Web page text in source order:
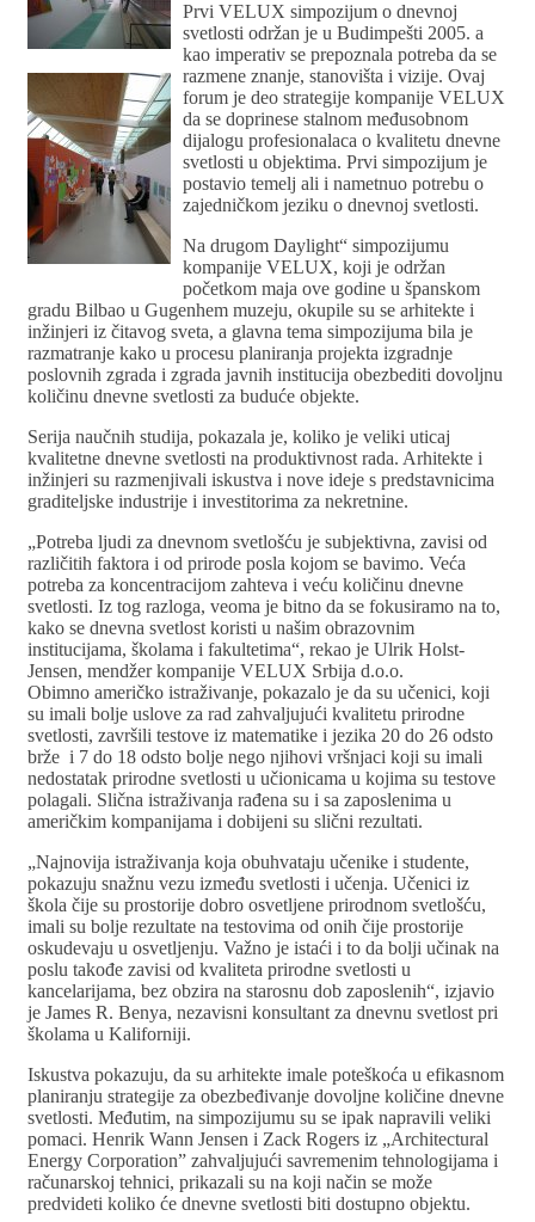
Prvi VELUX simpozijum o dnevnoj
svetlosti održan je u Budimpešti 2005. a
kao imperativ se prepoznala potreba da se
razmene znanje, stanovišta i vizije. Ovaj
forum je deo strategije kompanije VELUX
da se doprinese stalnom međusobnom
dijalogu profesionalaca o kvalitetu dnevne
svetlosti u objektima. Prvi simpozijum je
postavio temelj ali i nametnuo potrebu o
zajedničkom jeziku o dnevnoj svetlosti.
Na drugom Daylight“ simpozijumu
kompanije VELUX, koji je održan
početkom maja ove godine u španskom
gradu Bilbao u Gugenhem muzeju, okupile su se arhitekte i
inžinjeri iz čitavog sveta, a glavna tema simpozijuma bila je
razmatranje kako u procesu planiranja projekta izgradnje
poslovnih zgrada i zgrada javnih institucija obezbediti dovoljnu
količinu dnevne svetlosti za buduće objekte.
Serija naučnih studija, pokazala je, koliko je veliki uticaj
kvalitetne dnevne svetlosti na produktivnost rada. Arhitekte i
inžinjeri su razmenjivali iskustva i nove ideje s predstavnicima
graditeljske industrije i investitorima za nekretnine.
„Potreba ljudi za dnevnom svetlošću je subjektivna, zavisi od
različitih faktora i od prirode posla kojom se bavimo. Veća
potreba za koncentracijom zahteva i veću količinu dnevne
svetlosti. Iz tog razloga, veoma je bitno da se fokusiramo na to,
kako se dnevna svetlost koristi u našim obrazovnim
institucijama, školama i fakultetima“, rekao je Ulrik Holst-
Jensen, mendžer kompanije VELUX Srbija d.o.o.
Obimno američko istraživanje, pokazalo je da su učenici, koji
su imali bolje uslove za rad zahvaljujući kvalitetu prirodne
svetlosti, završili testove iz matematike i jezika 20 do 26 odsto
brže i 7 do 18 odsto bolje nego njihovi vršnjaci koji su imali
nedostatak prirodne svetlosti u učionicama u kojima su testove
polagali. Slična istraživanja rađena su i sa zaposlenima u
američkim kompanijama i dobijeni su slični rezultati.
„Najnovija istraživanja koja obuhvataju učenike i studente,
pokazuju snažnu vezu između svetlosti i učenja. Učenici iz
škola čije su prostorije dobro osvetljene prirodnom svetlošću,
imali su bolje rezultate na testovima od onih čije prostorije
oskudevaju u osvetljenju. Važno je istaći i to da bolji učinak na
poslu takođe zavisi od kvaliteta prirodne svetlosti u
kancelarijama, bez obzira na starosnu dob zaposlenih“, izjavio
je James R. Benya, nezavisni konsultant za dnevnu svetlost pri
školama u Kaliforniji.
Iskustva pokazuju, da su arhitekte imale poteškoća u efikasnom
planiranju strategije za obezbeđivanje dovoljne količine dnevne
svetlosti. Međutim, na simpozijumu su se ipak napravili veliki
pomaci. Henrik Wann Jensen i Zack Rogers iz „Architectural
Energy Corporation” zahvaljujući savremenim tehnologijama i
računarskoj tehnici, prikazali su na koji način se može
predvideti koliko će dnevne svetlosti biti dostupno objektu.